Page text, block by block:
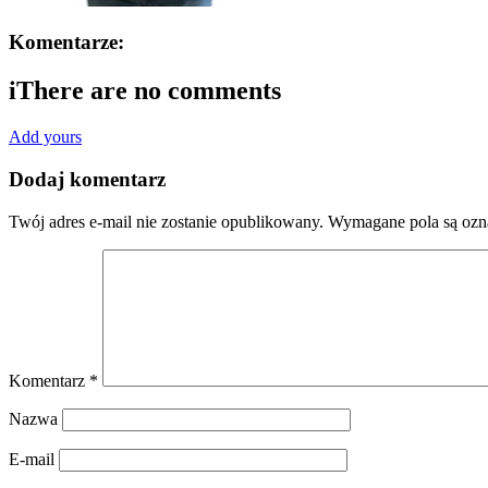
Komentarze:
iThere are no comments
Add yours
Dodaj komentarz
Twój adres e-mail nie zostanie opublikowany. Wymagane pola są
Komentarz *
Nazwa
E-mail